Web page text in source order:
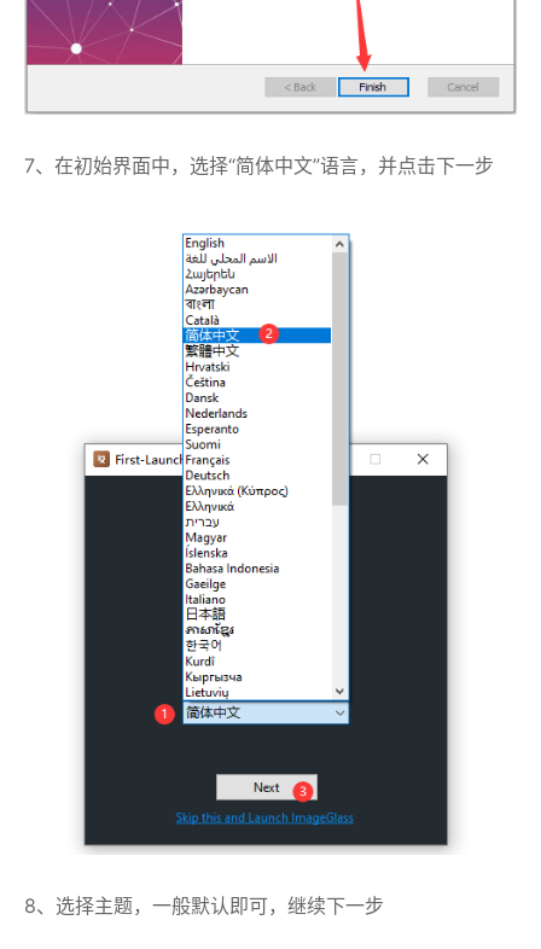
7、在初始界面中，选择“简体中文”语言，并点击下一步
8、选择主题，一般默认即可，继续下一步